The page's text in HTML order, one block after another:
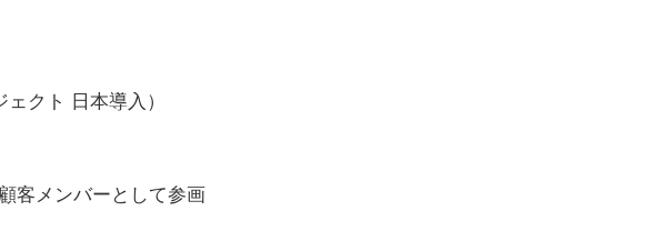
クト 日本導入）
客メンバーとして参画